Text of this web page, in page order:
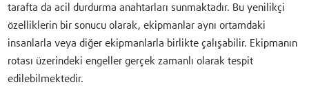
tarafta da acil durdurma anahtarları sunmaktadır. Bu yenilikçi
özelliklerin bir sonucu olarak, ekipmanlar aynı ortamdaki
insanlarla veya diğer ekipmanlarla birlikte çalışabilir. Ekipmanın
rotası üzerindeki engeller gerçek zamanlı olarak tespit
edilebilmektedir.